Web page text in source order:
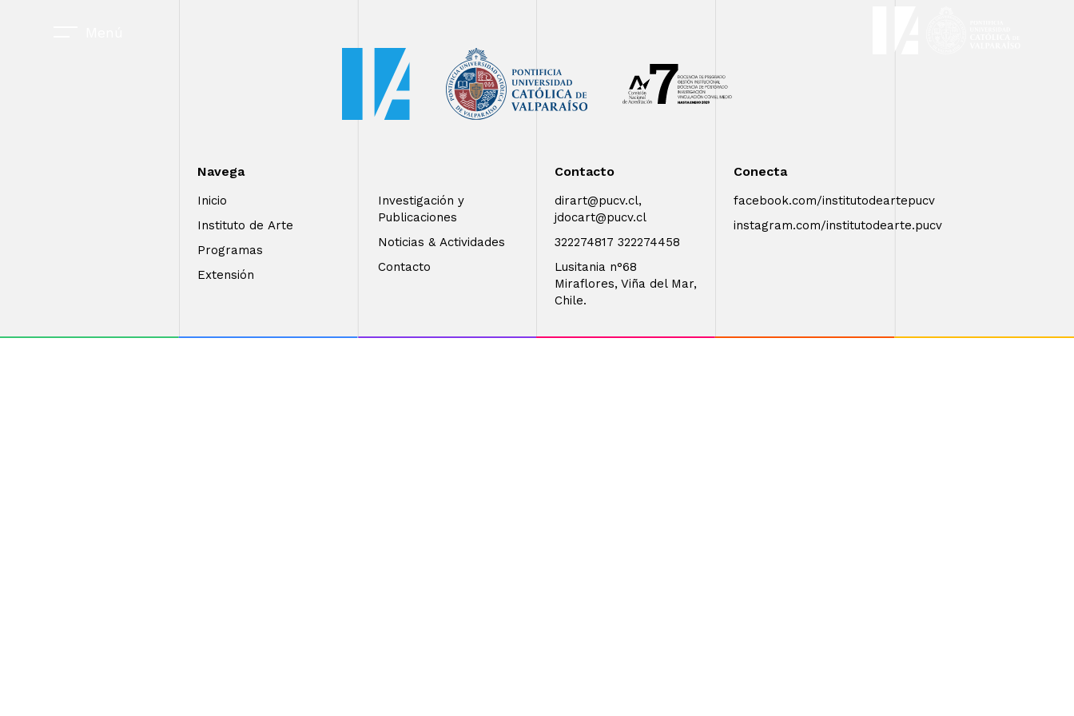
Navega
Inicio
Instituto de Arte
Programas
Extensión
Investigación y
Publicaciones
Noticias & Actividades
Contacto
Contacto
dirart@pucv.cl,
jdocart@pucv.cl
322274817 322274458
Lusitania n°68
Miraflores, Viña del Mar,
Chile.
Conecta
facebook.com/institutodeartepucv
instagram.com/institutodearte.pucv